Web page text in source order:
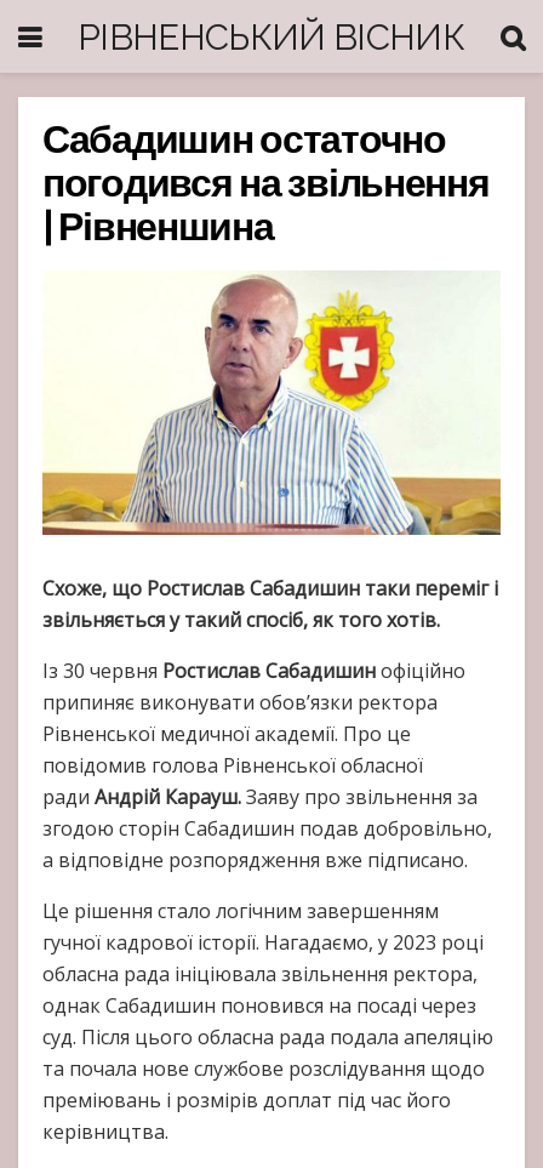
РІВНЕНСЬКИЙ ВІСНИК
Сабадишин остаточно
погодився на звільнення
| Рівненшина
Схоже, що Ростислав Сабадишин таки переміг і
звільняється у такий спосіб, як того хотів.
Із 30 червня Ростислав Сабадишинофіційно
припиняє виконувати обов’язки ректора
Рівненської медичної академії. Про це
повідомив голова Рівненської обласної
ради Андрій Карауш.Заяву про звільнення за
згодою сторін Сабадишин подав добровільно,
а відповідне розпорядження вже підписано.
Це рішення стало логічним завершенням
гучної кадрової історії. Нагадаємо, у 2023 році
обласна рада ініціювала звільнення ректора,
однак Сабадишин поновився на посаді через
суд. Після цього обласна рада подала апеляцію
та почала нове службове розслідування щодо
преміювань і розмірів доплат під час його
керівництва.